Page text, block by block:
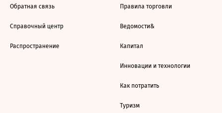
Обратная связь
Справочный центр
Распространение
Правила торговли
Ведомости&
Капитал
Инновации и технологии
Как потратить
Туризм